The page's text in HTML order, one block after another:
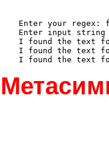
Enter your regex:
Enter input string
I found the text
I found the text